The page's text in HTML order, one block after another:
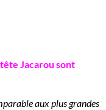
Jacarou sont
aux plus grandes